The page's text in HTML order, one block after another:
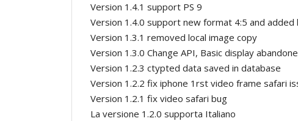
Version 1.4.1 support PS 9
Version 1.4.0 support new format 4:5 and
Version 1.3.1 removed local image copy
Version 1.3.0 Change API, Basic display
Version 1.2.3 ctypted data saved in database
Version 1.2.2 fix iphone 1rst video frame safari
Version 1.2.1 fix video safari bug
La versione 1.2.0 supporta Italiano